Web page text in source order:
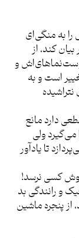
به منگی‌ای
کند، از
و
است و به
دارد مانع
می‌گیرد ولی
تا یادآور
کسی نرسد!
و رانندگی بد
از پنجره ماشین